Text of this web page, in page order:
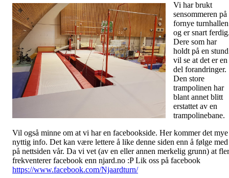
Vi har brukt
sensommeren på
fornye turnhallen
og er snart
Dere som har
holdt på en stund
vil se at det er en
del forandringer.
Den store
trampolinen har
blant annet blitt
erstattet av en
trampolinebane.
Vil også minne om at vi har en facebookside. Her kommer det mye
nyttig info. Det kan være lettere å like denne siden enn å følge med
på nettsiden vår. Da vi vet (av en eller annen merkelig grunn) at
frekventerer facebook enn njard.no :P Lik oss på facebook
https://www.facebook.com/Njaardturn/